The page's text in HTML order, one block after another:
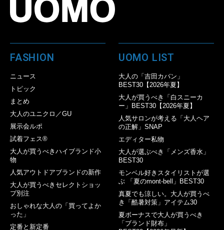
FASHION
ニュース
トピック
まとめ
大人のユニクロ／GU
展示会ルポ
試着フェス®︎
大人が買うべきハイブランド小
物
人気アウトドアブランドの新作
大人が買うべきセレクトショッ
プ別注
おしゃれな大人の「買ってよか
った」
定番と新定番
UOMO LIST
大人の「吉田カバン」
BEST30【2026年夏】
大人が買うべき「白スニーカ
ー」BEST30【2026年夏】
人気サロンが考える「大人ヘア
の正解」SNAP
エディター私物
大人が選ぶべき「メンズ香水」
BEST30
モンベル好きスタイリストが選
ぶ 「夏のmont-bell」BEST30
真夏でも涼しい。大人が買うべ
き「酷暑対策」アイテム30
夏ボーナスで大人が買うべき
「ブランド財布」